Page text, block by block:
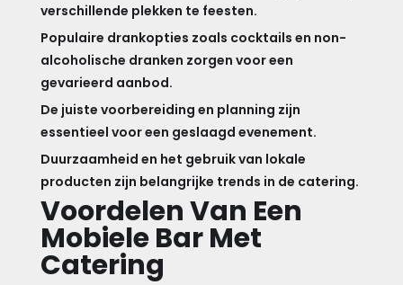
verschillende plekken te feesten.
Populaire drankopties zoals cocktails en non-
alcoholische dranken zorgen voor een
gevarieerd aanbod.
De juiste voorbereiding en planning zijn
essentieel voor een geslaagd evenement.
Duurzaamheid en het gebruik van lokale
producten zijn belangrijke trends in de catering.
Voordelen Van Een
Mobiele Bar Met
Catering